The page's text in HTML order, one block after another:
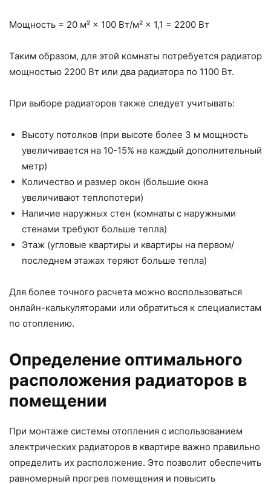
Мощность = 20 м² × 100 Вт/м² × 1,1 = 2200 Вт
Таким образом, для этой комнаты потребуется радиатор
мощностью 2200 Вт или два радиатора по 1100 Вт.
При выборе радиаторов также следует учитывать:
Высоту потолков (при высоте более 3 м мощность
увеличивается на 10-15% на каждый дополнительный
метр)
Количество и размер окон (большие окна
увеличивают теплопотери)
Наличие наружных стен (комнаты с наружными
стенами требуют больше тепла)
Этаж (угловые квартиры и квартиры на первом/
последнем этажах теряют больше тепла)
Для более точного расчета можно воспользоваться
онлайн-калькуляторами или обратиться к специалистам
по отоплению.
Определение оптимального
расположения радиаторов в
помещении
При монтаже системы отопления с использованием
электрических радиаторов в квартире важно правильно
определить их расположение. Это позволит обеспечить
равномерный прогрев помещения и повысить